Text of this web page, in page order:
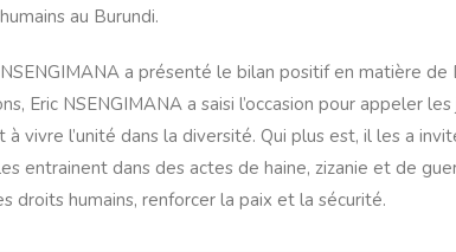
au Burundi.
a présenté le bilan positif en matière de
Eric NSENGIMANA a saisi l’occasion pour appeler
vivre l’unité dans la diversité. Qui plus est, il les a
entrainent dans des actes de haine, zizanie et de
droits humains, renforcer la paix et la sécurité.